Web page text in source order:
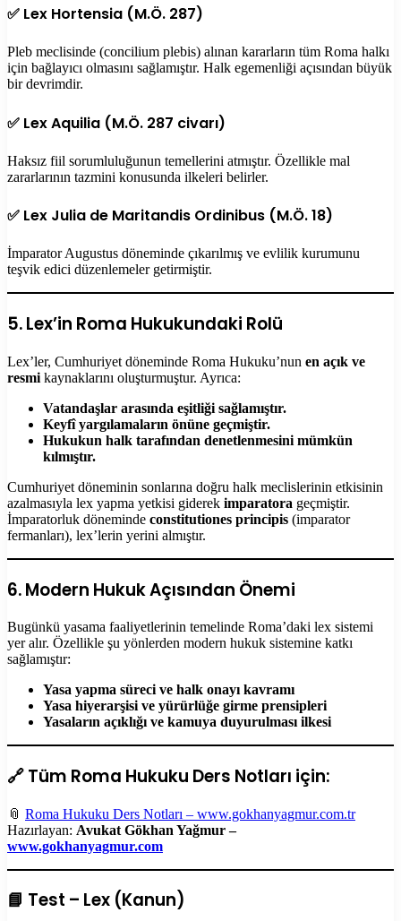
✅ Lex Hortensia (M.Ö. 287)
Pleb meclisinde (concilium plebis) alınan kararların tüm Roma halkı
için bağlayıcı olmasını sağlamıştır. Halk egemenliği açısından büyük
bir devrimdir.
✅ Lex Aquilia (M.Ö. 287 civarı)
Haksız fiil sorumluluğunun temellerini atmıştır. Özellikle mal
zararlarının tazmini konusunda ilkeleri belirler.
✅ Lex Julia de Maritandis Ordinibus (M.Ö. 18)
İmparator Augustus döneminde çıkarılmış ve evlilik kurumunu
teşvik edici düzenlemeler getirmiştir.
5. Lex’in Roma Hukukundaki Rolü
Lex’ler, Cumhuriyet döneminde Roma Hukuku’nun en açık ve
resmi kaynaklarını oluşturmuştur. Ayrıca:
Vatandaşlar arasında eşitliği sağlamıştır.
Keyfî yargılamaların önüne geçmiştir.
Hukukun halk tarafından denetlenmesini mümkün
kılmıştır.
Cumhuriyet döneminin sonlarına doğru halk meclislerinin etkisinin
azalmasıyla lex yapma yetkisi giderek imparatora geçmiştir.
İmparatorluk döneminde constitutiones principis (imparator
fermanları), lex’lerin yerini almıştır.
6. Modern Hukuk Açısından Önemi
Bugünkü yasama faaliyetlerinin temelinde Roma’daki lex sistemi
yer alır. Özellikle şu yönlerden modern hukuk sistemine katkı
sağlamıştır:
Yasa yapma süreci ve halk onayı kavramı
Yasa hiyerarşisi ve yürürlüğe girme prensipleri
Yasaların açıklığı ve kamuya duyurulması ilkesi
🔗 Tüm Roma Hukuku Ders Notları için:
📎 Roma Hukuku Ders Notları – www.gokhanyagmur.com.tr
Hazırlayan: Avukat Gökhan Yağmur –
www.gokhanyagmur.com
📘 Test – Lex (Kanun)